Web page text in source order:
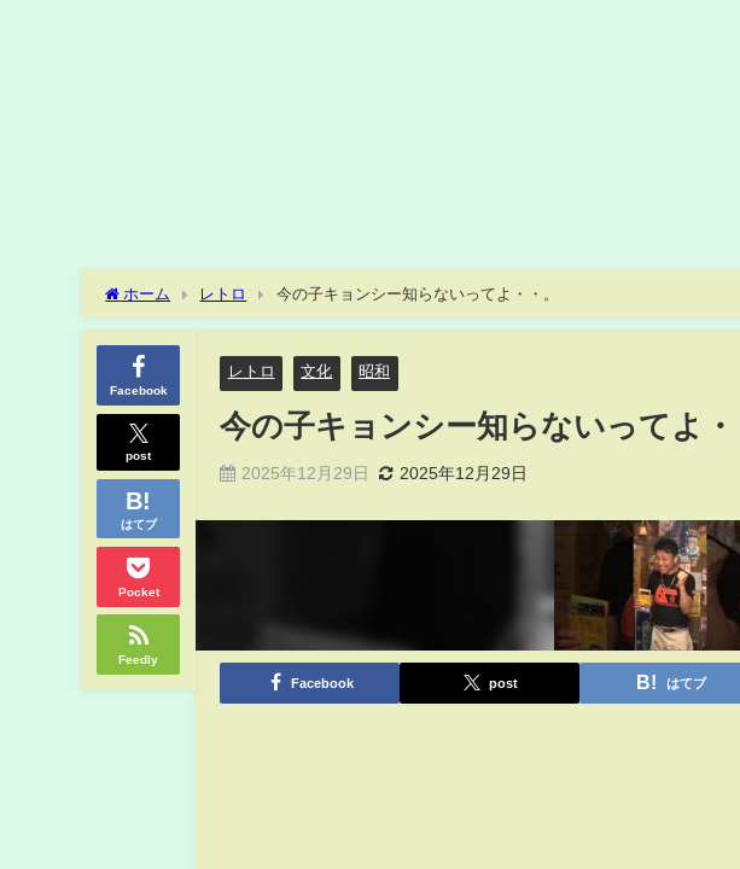
ホーム レトロ 今の子キョンシー知らないってよ・・。
Facebook
post
はてブ
Pocket
Feedly
レトロ 文化 昭和
今の子キョンシー知らないってよ・
2025年12月29日 2025年12月29日
Facebook post はてブ